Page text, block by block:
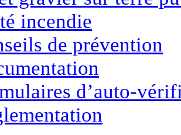
incendie
de prévention
d’auto-